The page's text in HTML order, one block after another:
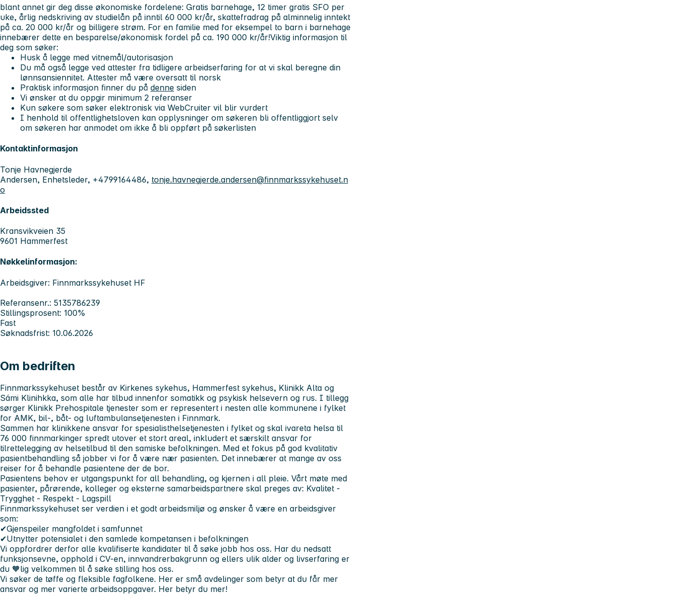
blant annet gir deg disse økonomiske fordelene: Gratis barnehage, 12 timer gratis SFO per
uke, årlig nedskriving av studielån på inntil 60 000 kr/år, skattefradrag på alminnelig inntekt
på ca. 20 000 kr/år og billigere strøm. For en familie med for eksempel to barn i barnehage
innebærer dette en besparelse/økonomisk fordel på ca. 190 000 kr/år!Viktig informasjon til
deg som søker:
Husk å legge med vitnemål/autorisasjon
Du må også legge ved attester fra tidligere arbeidserfaring for at vi skal beregne din
lønnsansiennitet. Attester må være oversatt til norsk
Praktisk informasjon finner du på denne siden
Vi ønsker at du oppgir minimum 2 referanser
Kun søkere som søker elektronisk via WebCruiter vil blir vurdert
I henhold til offentlighetsloven kan opplysninger om søkeren bli offentliggjort selv
om søkeren har anmodet om ikke å bli oppført på søkerlisten
Kontaktinformasjon
Tonje Havnegjerde
Andersen, Enhetsleder, +4799164486, tonje.havnegjerde.andersen@finnmarkssykehuset.n
o
Arbeidssted
Kransvikveien 35
9601 Hammerfest
Nøkkelinformasjon:
Arbeidsgiver: Finnmarkssykehuset HF
Referansenr.: 5135786239
Stillingsprosent: 100%
Fast
Søknadsfrist: 10.06.2026
Om bedriften
Finnmarkssykehuset består av Kirkenes sykehus, Hammerfest sykehus, Klinikk Alta og
Sámi Klinihkka, som alle har tilbud innenfor somatikk og psykisk helsevern og rus. I tillegg
sørger Klinikk Prehospitale tjenester som er representert i nesten alle kommunene i fylket
for AMK, bil-, båt- og luftambulansetjenesten i Finnmark.
Sammen har klinikkene ansvar for spesialisthelsetjenesten i fylket og skal ivareta helsa til
76 000 finnmarkinger spredt utover et stort areal, inkludert et særskilt ansvar for
tilrettelegging av helsetilbud til den samiske befolkningen. Med et fokus på god kvalitativ
pasientbehandling så jobber vi for å være nær pasienten. Det innebærer at mange av oss
reiser for å behandle pasientene der de bor.
Pasientens behov er utgangspunkt for all behandling, og kjernen i all pleie. Vårt møte med
pasienter, pårørende, kolleger og eksterne samarbeidspartnere skal preges av: Kvalitet -
Trygghet - Respekt - Lagspill
Finnmarkssykehuset ser verdien i et godt arbeidsmiljø og ønsker å være en arbeidsgiver
som:
✔Gjenspeiler mangfoldet i samfunnet
✔Utnytter potensialet i den samlede kompetansen i befolkningen
Vi oppfordrer derfor alle kvalifiserte kandidater til å søke jobb hos oss. Har du nedsatt
funksjonsevne, opphold i CV-en, innvandrerbakgrunn og ellers ulik alder og livserfaring er
du 🧡lig velkommen til å søke stilling hos oss.
Vi søker de tøffe og fleksible fagfolkene. Her er små avdelinger som betyr at du får mer
ansvar og mer varierte arbeidsoppgaver. Her betyr du mer!